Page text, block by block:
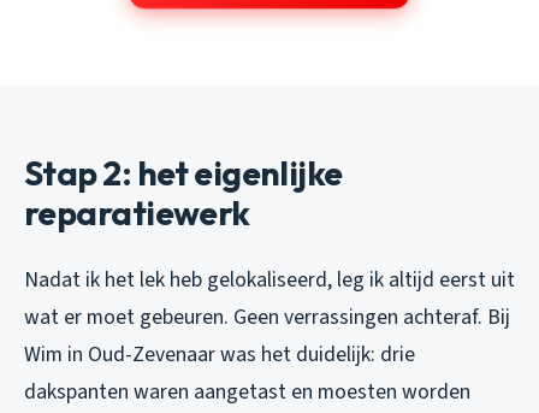
Stap 2: het eigenlijke
reparatiewerk
Nadat ik het lek heb gelokaliseerd, leg ik altijd eerst uit
wat er moet gebeuren. Geen verrassingen achteraf. Bij
Wim in Oud-Zevenaar was het duidelijk: drie
dakspanten waren aangetast en moesten worden